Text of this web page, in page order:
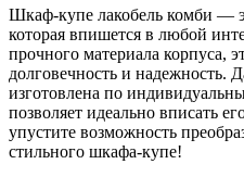
Шкаф-купе лакобель комби —
которая впишется в любой
прочного материала корпуса,
долговечность и надежность.
изготовлена по
позволяет идеально вписать
упустите возможность
стильного шкафа-купе!